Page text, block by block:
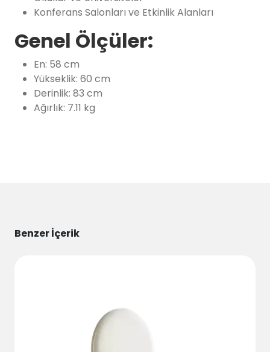
Konferans Salonları ve Etkinlik Alanları
Genel Ölçüler:
En: 58 cm
Yükseklik: 60 cm
Derinlik: 83 cm
Ağırlık: 7.11 kg
Benzer İçerik